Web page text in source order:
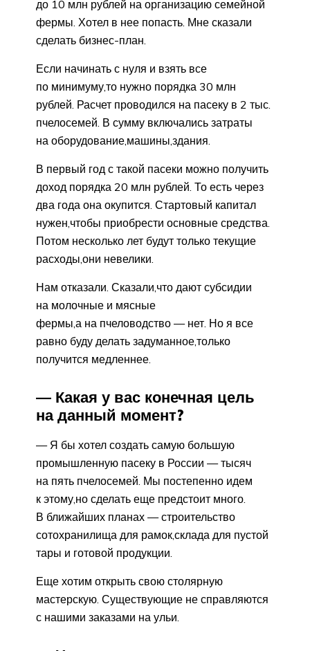
до 10 млн рублей на организацию семейной
фермы. Хотел в нее попасть. Мне сказали
сделать бизнес-план.
Если начинать с нуля и взять все
по минимуму,то нужно порядка 30 млн
рублей. Расчет проводился на пасеку в 2 тыс.
пчелосемей. В сумму включались затраты
на оборудование,машины,здания.
В первый год с такой пасеки можно получить
доход порядка 20 млн рублей. То есть через
два года она окупится. Стартовый капитал
нужен,чтобы приобрести основные средства.
Потом несколько лет будут только текущие
расходы,они невелики.
Нам отказали. Сказали,что дают субсидии
на молочные и мясные
фермы,а на пчеловодство — нет. Но я все
равно буду делать задуманное,только
получится медленнее.
— Какая у вас конечная цель
на данный момент?
— Я бы хотел создать самую большую
промышленную пасеку в России — тысяч
на пять пчелосемей. Мы постепенно идем
к этому,но сделать еще предстоит много.
В ближайших планах — строительство
сотохранилища для рамок,склада для пустой
тары и готовой продукции.
Еще хотим открыть свою столярную
мастерскую. Существующие не справляются
с нашими заказами на ульи.